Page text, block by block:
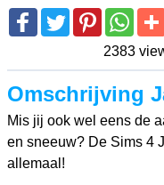
2383
Omschrijving
Mis jij ook wel eens de
en sneeuw? De Sims 4
allemaal!